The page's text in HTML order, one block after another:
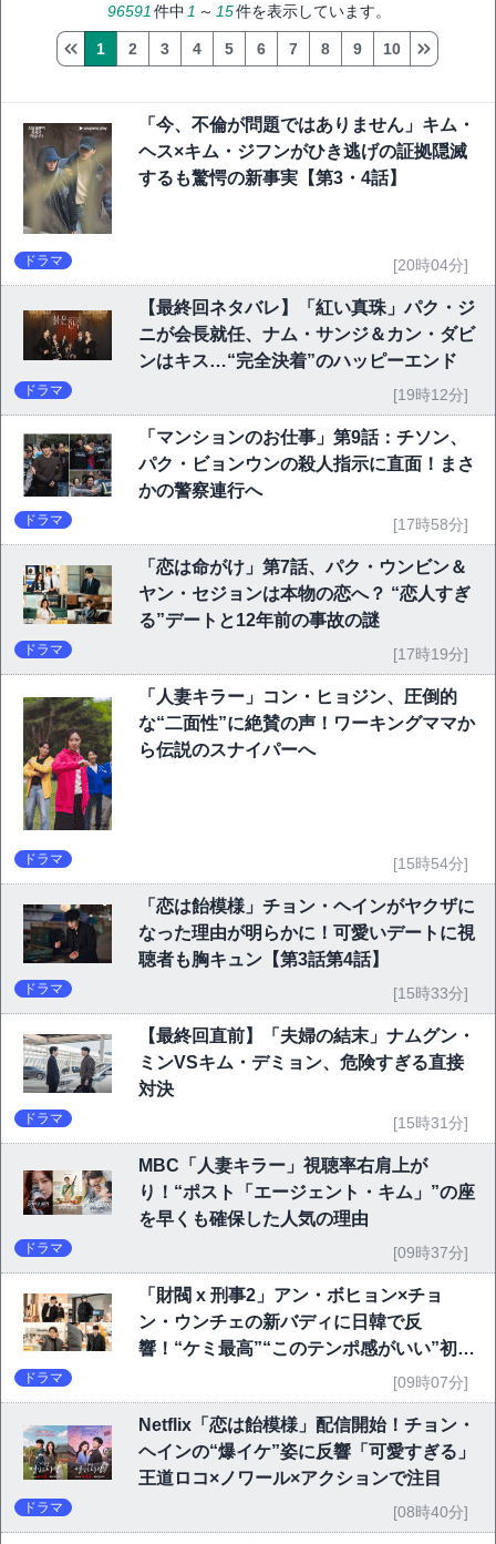
96591 件中 1 ～ 15件を表示しています。
1 2 3 4 5 6 7 8 9 10
「今、不倫が問題ではありません」キム・
ヘス×キム・ジフンがひき逃げの証拠隠滅
するも驚愕の新事実【第3・4話】
ドラマ [20時04分]
【最終回ネタバレ】「紅い真珠」パク・ジ
ニが会長就任、ナム・サンジ＆カン・ダビ
ンはキス…“完全決着”のハッピーエンド
ドラマ [19時12分]
「マンションのお仕事」第9話：チソン、
パク・ビョンウンの殺人指示に直面！まさ
かの警察連行へ
ドラマ [17時58分]
「恋は命がけ」第7話、パク・ウンビン＆
ヤン・セジョンは本物の恋へ？ “恋人すぎ
る”デートと12年前の事故の謎
ドラマ [17時19分]
「人妻キラー」コン・ヒョジン、圧倒的
な“二面性”に絶賛の声！ワーキングママか
ら伝説のスナイパーへ
ドラマ [15時54分]
「恋は飴模様」チョン・ヘインがヤクザに
なった理由が明らかに！可愛いデートに視
聴者も胸キュン【第3話第4話】
ドラマ [15時33分]
【最終回直前】「夫婦の結末」ナムグン・
ミンVSキム・デミョン、危険すぎる直接
対決
ドラマ [15時31分]
MBC「人妻キラー」視聴率右肩上が
り！“ポスト「エージェント・キム」”の座
を早くも確保した人気の理由
ドラマ [09時37分]
「財閥 x 刑事2」アン・ボヒョン×チョ
ン・ウンチェの新バディに日韓で反
響！“ケミ最高”“このテンポ感がいい”初回
ドラマ [09時07分]
Netflix「恋は飴模様」配信開始！チョン・
ヘインの“爆イケ”姿に反響「可愛すぎる」
王道ロコ×ノワール×アクションで注目
ドラマ [08時40分]